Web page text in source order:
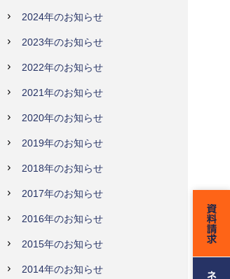
2024年のお知らせ
2023年のお知らせ
2022年のお知らせ
2021年のお知らせ
2020年のお知らせ
2019年のお知らせ
2018年のお知らせ
2017年のお知らせ
2016年のお知らせ
2015年のお知らせ
2014年のお知らせ